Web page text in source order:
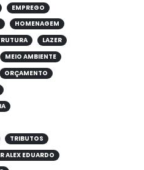
EMPREGO
HOMENAGEM
LAZER
MEIO AMBIENTE
ORÇAMENTO
TRIBUTOS
ALEX EDUARDO